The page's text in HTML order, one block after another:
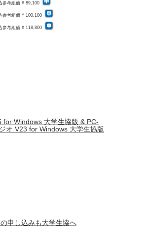
参考組価 ¥ 89,100
参考組価 ¥ 100,100
参考組価 ¥ 118,800
for Windows 大学生協版 & PC-
オ V23 for Windows 大学生協版
申し込みも大学生協へ